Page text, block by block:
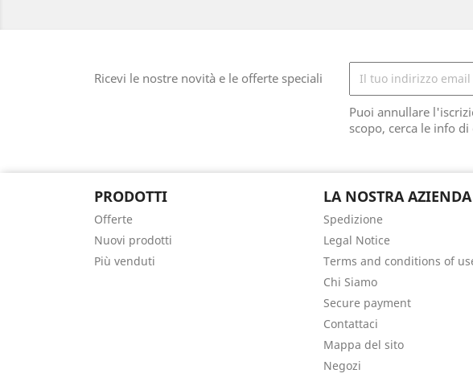
Ricevi le nostre novità e le offerte speciali
Puoi annullare
scopo, cerca le info
PRODOTTI
Offerte
Nuovi prodotti
Più venduti
LA NOSTRA AZIENDA
Spedizione
Legal Notice
Terms and conditions of
Chi Siamo
Secure payment
Contattaci
Mappa del sito
Negozi